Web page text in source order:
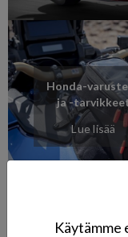
Honda-
ja -
Lue lisää
Käytämme